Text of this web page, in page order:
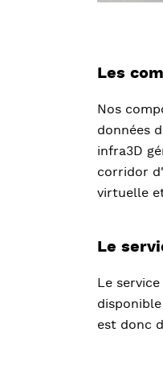
Les
Nos
données
infra3D
corridor
virtuelle
Le
Le
est donc